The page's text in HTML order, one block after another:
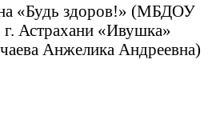
«Будь здоров!» (МБДОУ
Астрахани «Ивушка»
Анжелика Андреевна)